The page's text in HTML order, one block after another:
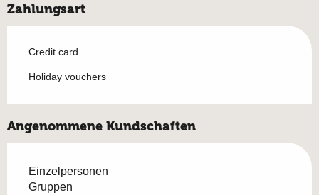
Zahlungsart
Credit card
Holiday vouchers
Angenommene Kundschaften
Einzelpersonen
Gruppen